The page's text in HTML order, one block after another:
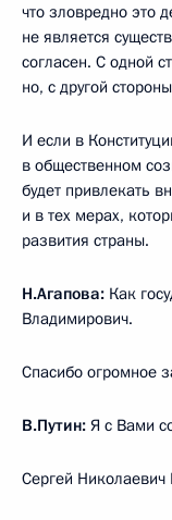
что зловредно это
не является
согласен. С одной
но, с другой
И если в
в общественном
будет привлекать
и в тех мерах,
развития страны.
Н.Агапова: Как
Владимирович.
Спасибо огромное
В.Путин: Я с Вами
Сергей Николаевич